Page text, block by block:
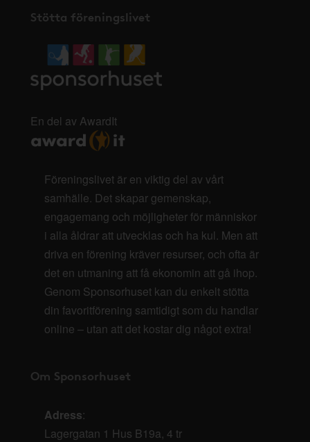
Stötta föreningslivet
En del av AwardIt
Föreningslivet är en viktig del av vårt
samhälle. Det skapar gemenskap,
engagemang och möjligheter för människor
i alla åldrar att utvecklas och ha kul. Men att
driva en förening kräver resurser, och ofta är
det en utmaning att få ekonomin att gå ihop.
Genom Sponsorhuset kan du enkelt stötta
din favoritförening samtidigt som du handlar
online – utan att det kostar dig något extra!
Om Sponsorhuset
Adress:
Lagergatan 1 Hus B19a, 4 tr